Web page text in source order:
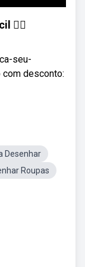
✍🏻
seu-
desconto:
Desenhar
Roupas